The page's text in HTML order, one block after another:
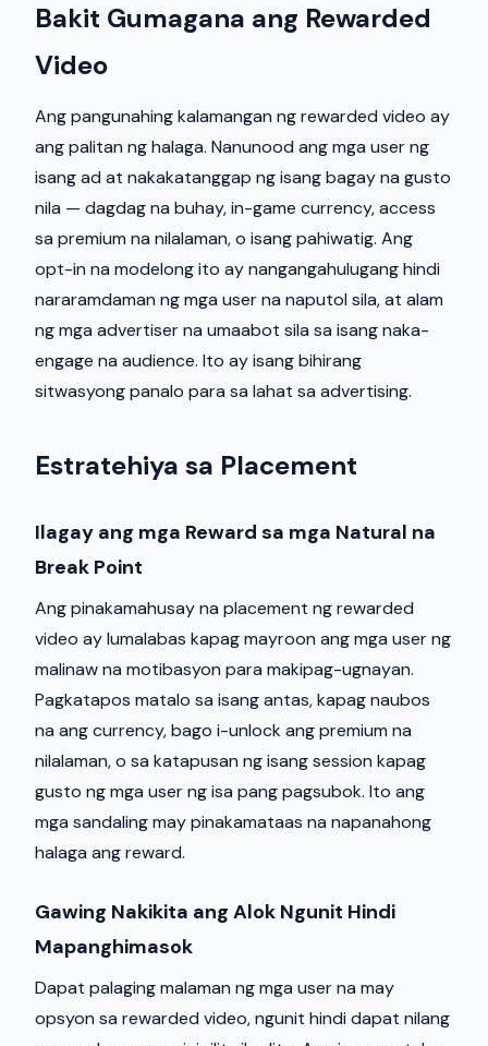
Bakit Gumagana ang Rewarded
Video
Ang pangunahing kalamangan ng rewarded video ay
ang palitan ng halaga. Nanunood ang mga user ng
isang ad at nakakatanggap ng isang bagay na gusto
nila — dagdag na buhay, in-game currency, access
sa premium na nilalaman, o isang pahiwatig. Ang
opt-in na modelong ito ay nangangahulugang hindi
nararamdaman ng mga user na naputol sila, at alam
ng mga advertiser na umaabot sila sa isang naka-
engage na audience. Ito ay isang bihirang
sitwasyong panalo para sa lahat sa advertising.
Estratehiya sa Placement
Ilagay ang mga Reward sa mga Natural na
Break Point
Ang pinakamahusay na placement ng rewarded
video ay lumalabas kapag mayroon ang mga user ng
malinaw na motibasyon para makipag-ugnayan.
Pagkatapos matalo sa isang antas, kapag naubos
na ang currency, bago i-unlock ang premium na
nilalaman, o sa katapusan ng isang session kapag
gusto ng mga user ng isa pang pagsubok. Ito ang
mga sandaling may pinakamataas na napanahong
halaga ang reward.
Gawing Nakikita ang Alok Ngunit Hindi
Mapanghimasok
Dapat palaging malaman ng mga user na may
opsyon sa rewarded video, ngunit hindi dapat nilang